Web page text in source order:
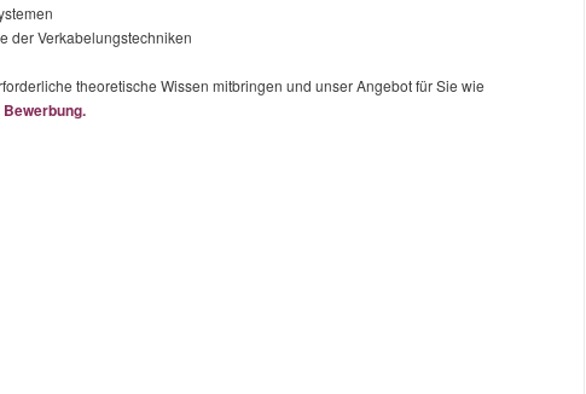
der Verkabelungstechniken
theoretische Wissen mitbringen und unser Angebot für Sie wie
Bewerbung.